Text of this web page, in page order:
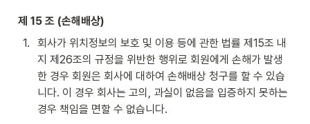
제 15 조 (손해배상)
1.
회사가 위치정보의 보호 및 이용 등에 관한 법률 제15조 내
지 제26조의 규정을 위반한 행위로 회원에게 손해가 발생
한 경우 회원은 회사에 대하여 손해배상 청구를 할 수 있습
니다. 이 경우 회사는 고의, 과실이 없음을 입증하지 못하는
경우 책임을 면할 수 없습니다.